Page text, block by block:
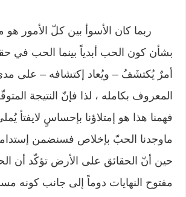
ربما كان الأسوأ بين كلّ الأمور هو
بشأن كون الحب أبدياً بينما الحب في
أمرٌ يُكتشَفُ – ويُعاد إكتشافه – على مدى
المعروف بكامله ، لذا فإنّ النتيجة
فهمنا هذا هو إمتلاؤنا بإحساسٍ لايفتأ
ماوجدنا الحبّ بإخلاص فسنضمن
حين أنّ الحقائق على الأرض تؤكّد أن
مفتوح النهايات دوماً إلى جانب كونه